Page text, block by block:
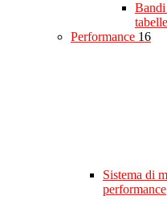
Bandi
Performance 16
Sistema di
performance